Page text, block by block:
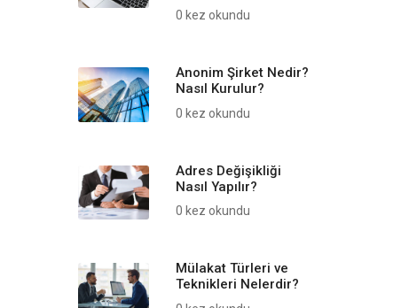
0 kez okundu
Anonim Şirket Nedir?
Nasıl Kurulur?
0 kez okundu
Adres Değişikliği
Nasıl Yapılır?
0 kez okundu
Mülakat Türleri ve
Teknikleri Nelerdir?